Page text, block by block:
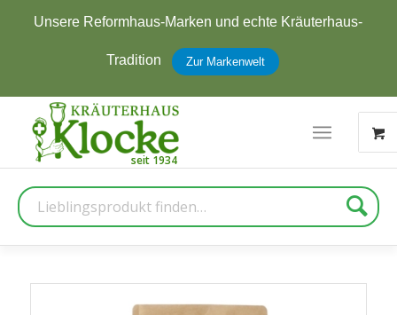
Reformhaus-Marken und echte Kräuterhaus-
Zur Markenwelt
Suche